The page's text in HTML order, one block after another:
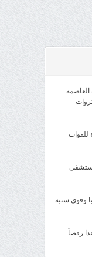
–
للقوات
وقوى سنية
رفضاً